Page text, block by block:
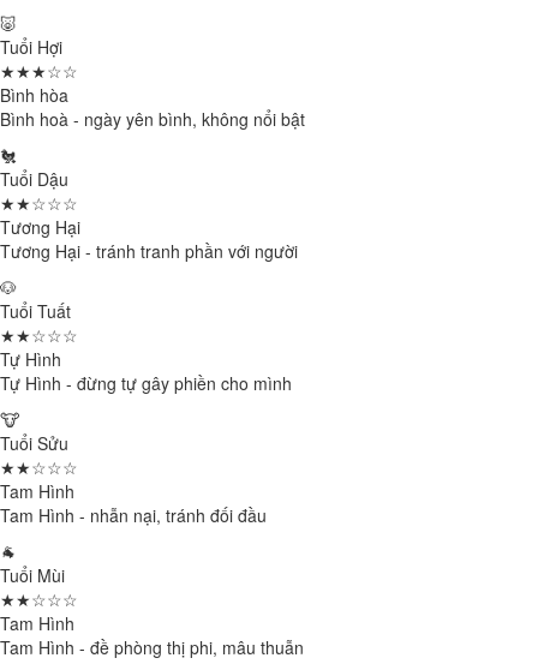
🐷
Tuổi Hợi
★★★☆☆
Bình hòa
Bình hoà - ngày yên bình, không nổi bật
🐔
Tuổi Dậu
★★☆☆☆
Tương Hại
Tương Hại - tránh tranh phần với người
🐶
Tuổi Tuất
★★☆☆☆
Tự Hình
Tự Hình - đừng tự gây phiền cho mình
🐮
Tuổi Sửu
★★☆☆☆
Tam Hình
Tam Hình - nhẫn nại, tránh đối đầu
🐐
Tuổi Mùi
★★☆☆☆
Tam Hình
Tam Hình - đề phòng thị phi, mâu thuẫn